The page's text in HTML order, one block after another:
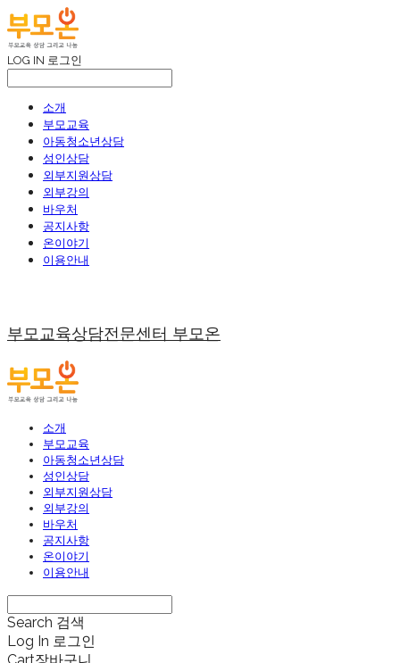
LOG IN 로그인
소개
부모교육
아동청소년상담
성인상담
외부지원상담
외부강의
바우처
공지사항
온이야기
이용안내
부모교육상담전문센터 부모온
소개
부모교육
아동청소년상담
성인상담
외부지원상담
외부강의
바우처
공지사항
온이야기
이용안내
Search 검색
Log In 로그인
Cart장바구니